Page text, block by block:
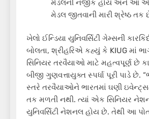
મેડલની નજીક હોય અને આ
મેડલ જીતવાની મારી શ્રેષ્ઠ તક
ખેલો ઈન્ડિયા યુનિવર્સિટી ગેમ્સની
બોલતા, શ્રીહરિએ કહ્યું કે KIUG માં
સિનિયર તરવૈયાઓ માટે મહત્વપૂર્ણ છે
બીજી ગુણવત્તાયુક્ત સ્પર્ધા પૂરી પાડે છે.
સ્તરે તરવૈયાઓને ભારતમાં ઘણી
તક મળતી નથી. ત્યાં એક સિનિયર
યુનિવર્સિટી નેશનલ હોય છે. તેથી આ